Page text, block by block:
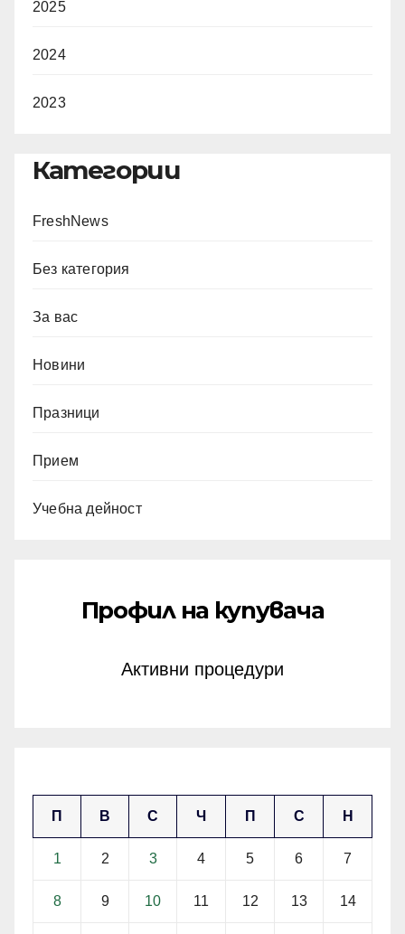
2025
2024
2023
Категории
FreshNews
Без категория
За вас
Новини
Празници
Прием
Учебна дейност
Профил на купувача
Активни процедури
П В С Ч П С Н
1 2 3 4 5 6 7
8 9 10 11 12 13 14